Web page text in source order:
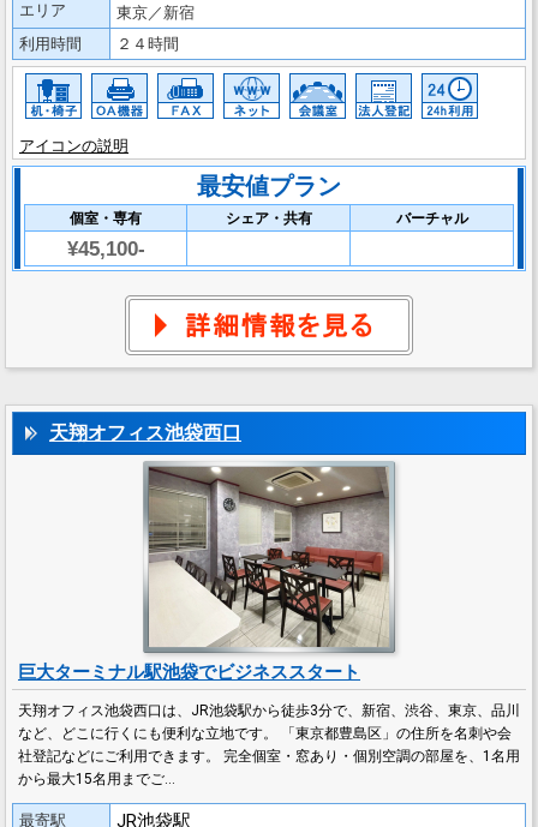
エリア
東京／新宿
利用時間
２４時間
アイコンの説明
最安値プラン
個室・専有 シェア・共有 バーチャル
¥45,100-
天翔オフィス池袋西口
巨大ターミナル駅池袋でビジネススタート
天翔オフィス池袋西口は、JR池袋駅から徒歩3分で、新宿、渋谷、東京、品川
など、どこに行くにも便利な立地です。 「東京都豊島区」の住所を名刺や会
社登記などにご利用できます。 完全個室・窓あり・個別空調の部屋を、1名用
から最大15名用までご…
最寄駅 JR池袋駅